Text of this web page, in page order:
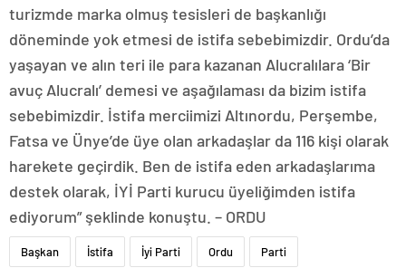
turizmde marka olmuş tesisleri de başkanlığı
döneminde yok etmesi de istifa sebebimizdir. Ordu’da
yaşayan ve alın teri ile para kazanan Alucralılara ‘Bir
avuç Alucralı’ demesi ve aşağılaması da bizim istifa
sebebimizdir. İstifa merciimizi Altınordu, Perşembe,
Fatsa ve Ünye’de üye olan arkadaşlar da 116 kişi olarak
harekete geçirdik. Ben de istifa eden arkadaşlarıma
destek olarak, İYİ Parti kurucu üyeliğimden istifa
ediyorum” şeklinde konuştu. – ORDU
Başkan İstifa İyi Parti Ordu Parti